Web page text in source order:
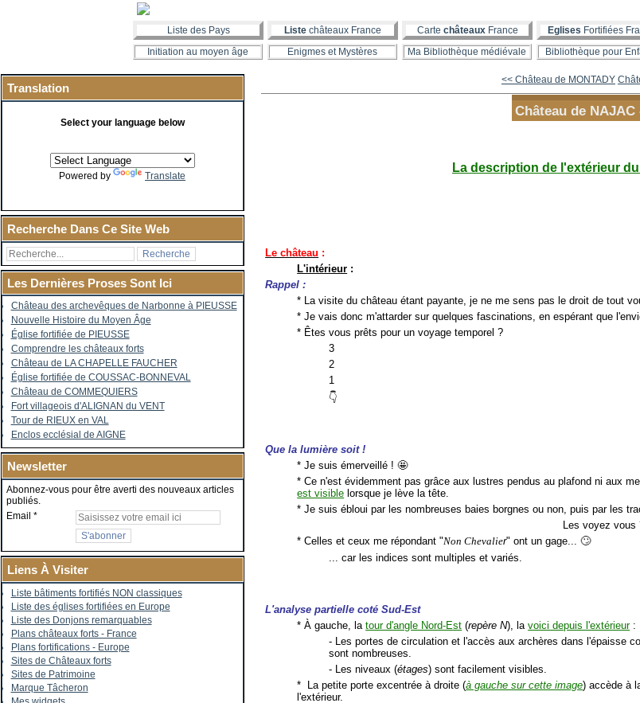
Liste des Pays Liste châteaux France Carte châteauxFrance Eglises Fortifiées
Initiation au moyen âge
Enigmes et Mystères Ma Bibliothèque médiévale Bibliothèque pour
Translation
Select your language below
Powered by Translate
Recherche Dans Ce Site Web
Les Dernières Proses Sont Ici
Château des archevêques de Narbonne à PIEUSSE
Nouvelle Histoire du Moyen Âge
Église fortifiée de PIEUSSE
Comprendre les châteaux forts
Château de LA CHAPELLE FAUCHER
Église fortifiée de COUSSAC-BONNEVAL
Château de COMMEQUIERS
Fort villageois d'ALIGNAN du VENT
Tour de RIEUX en VAL
Enclos ecclésial de AIGNE
Newsletter
Abonnez-vous pour être averti des nouveaux articles
publiés.
Email
Liens À Visiter
Liste bâtiments fortifiés NON classiques
Liste des églises fortifiées en Europe
Liste des Donjons remarquables
Plans châteaux forts - France
Plans fortifications - Europe
Sites de Châteaux forts
Sites de Patrimoine
Marque Tâcheron
<< Château de MONTADY
Château de
La description de l'extérieur
Le château :
L'intérieur :
Rappel :
* La visite du château étant payante, je ne me sens pas le droit de tout
* Je vais donc m'attarder sur quelques fascinations, en espérant que
* Êtes vous prêts pour un voyage temporel ?
3
2
1
👇
Que la lumière soit !
* Je suis émerveillé ! 🤩
* Ce n'est évidemment pas grâce aux lustres pendus au plafond ni aux
est visible lorsque je lève la tête.
* Je suis ébloui par les nombreuses baies borgnes ou non, puis par les
Les voyez vous
* Celles et ceux me répondant "Non Chevalier" ont un gage... 🙄
... car les indices sont multiples et variés.
L'analyse partielle coté Sud-Est
* À gauche, latour d'angle Nord-Est (repère N), lavoici depuis l'extérieur:
- Les portes de circulation et l'accès aux archères dans l'épaisse
sont nombreuses.
- Les niveaux (étages) sont facilement visibles.
* La petite porte excentrée à droite (à gauche sur cette image) accède à
l'extérieur.